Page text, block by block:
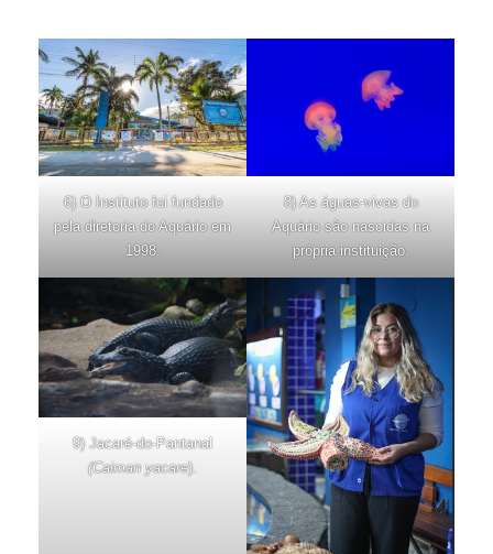
6) O Instituto foi fundado
pela diretoria do Aquário em
1998.
8) As águas-vivas do
Aquário são nascidas na
própria instituição.
9) Jacaré-do-Pantanal
(Caiman yacare).